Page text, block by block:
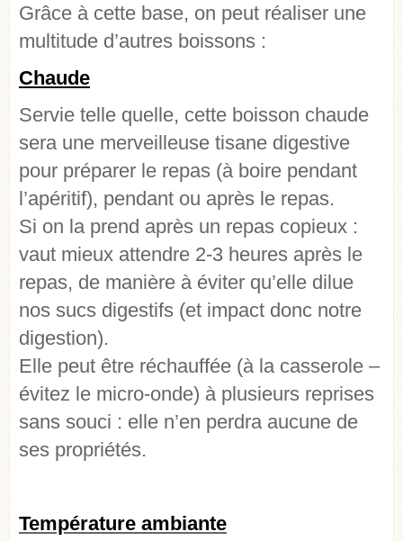
Grâce à cette base, on peut réaliser une
multitude d’autres boissons :
Chaude
Servie telle quelle, cette boisson chaude
sera une merveilleuse tisane digestive
pour préparer le repas (à boire pendant
l’apéritif), pendant ou après le repas.
Si on la prend après un repas copieux :
vaut mieux attendre 2-3 heures après le
repas, de manière à éviter qu’elle dilue
nos sucs digestifs (et impact donc notre
digestion).
Elle peut être réchauffée (à la casserole –
évitez le micro-onde) à plusieurs reprises
sans souci : elle n’en perdra aucune de
ses propriétés.
Température ambiante